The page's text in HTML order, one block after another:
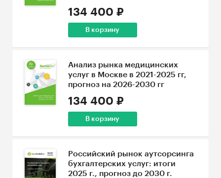
134 400 ₽
В корзину
Анализ рынка медицинских
услуг в Москве в 2021-2025 гг,
прогноз на 2026-2030 гг
134 400 ₽
В корзину
Российский рынок аутсорсинга
бухгалтерских услуг: итоги
2025 г., прогноз до 2030 г.